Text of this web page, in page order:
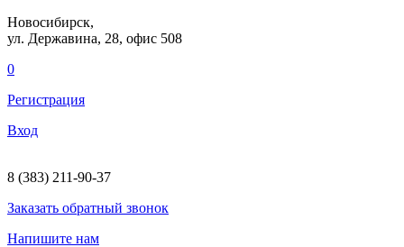
Новосибирск,
ул. Державина, 28, офис 508
0
Регистрация
Вход
8 (383) 211-90-37
Заказать обратный звонок
Напишите нам